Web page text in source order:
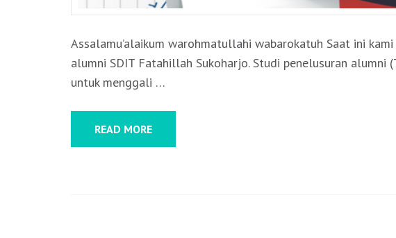
Assalamu’alaikum warohmatullahi wabarokatuh Saat ini
alumni SDIT Fatahillah Sukoharjo. Studi penelusuran alumni
untuk menggali …
READ MORE